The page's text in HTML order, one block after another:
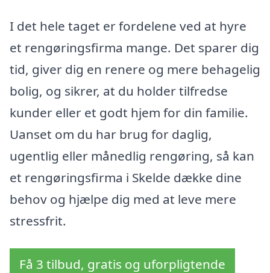
I det hele taget er fordelene ved at hyre
et rengøringsfirma mange. Det sparer dig
tid, giver dig en renere og mere behagelig
bolig, og sikrer, at du holder tilfredse
kunder eller et godt hjem for din familie.
Uanset om du har brug for daglig,
ugentlig eller månedlig rengøring, så kan
et rengøringsfirma i Skelde dække dine
behov og hjælpe dig med at leve mere
stressfrit.
Få 3 tilbud, gratis og uforpligtende